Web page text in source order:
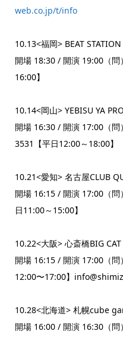
web.co.jp/t/info
10.13<福岡> BEAT STATION
開場 18:30 / 開演 19:00（
16:00】
10.14<岡山> YEBISU YA PRO
開場 16:30 / 開演 17:00（
3531【平日12:00～18:00】
10.21<愛知> 名古屋CLUB
開場 16:15 / 開演 17:00（問
日11:00～15:00】
10.22<大阪> 心斎橋BIG CAT
開場 16:15 / 開演 17:00（
12:00〜17:00】
10.28<北海道> 札幌cube
開場 16:00 / 開演 16:30（